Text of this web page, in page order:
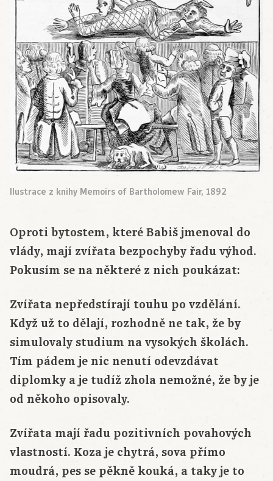
Ilustrace z knihy Memoirs of Bartholomew Fair, 1892
Oproti bytostem, které Babiš jmenoval do
vlády, mají zvířata bezpochyby řadu výhod.
Pokusím se na některé z nich poukázat:
Zvířata nepředstírají touhu po vzdělání.
Když už to dělají, rozhodně ne tak, že by
simulovaly studium na vysokých školách.
Tím pádem je nic nenutí odevzdávat
diplomky a je tudíž zhola nemožné, že by je
od někoho opisovaly.
Zvířata mají řadu pozitivních povahových
vlastností. Koza je chytrá, sova přímo
moudrá, pes se pěkně kouká, a taky je to